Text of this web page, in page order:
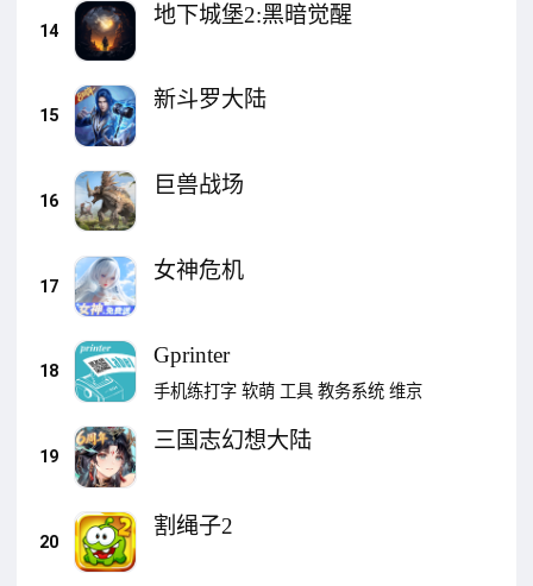
14
地下城堡2:黑暗觉醒
15
新斗罗大陆
16
巨兽战场
17
女神危机
18
Gprinter
手机练打字 软萌 工具 教务系统 维京
19
三国志幻想大陆
20
割绳子2